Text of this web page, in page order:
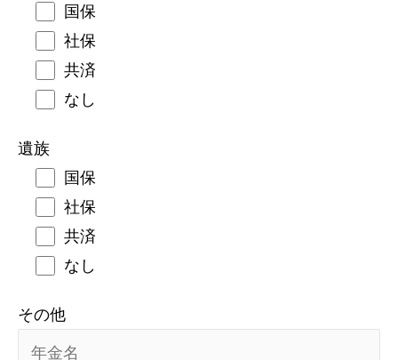
国保
社保
共済
なし
遺族
国保
社保
共済
なし
その他